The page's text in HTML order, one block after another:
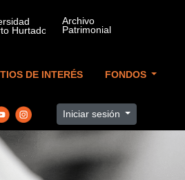
DE INTERÉS FONDOS
Iniciar sesión